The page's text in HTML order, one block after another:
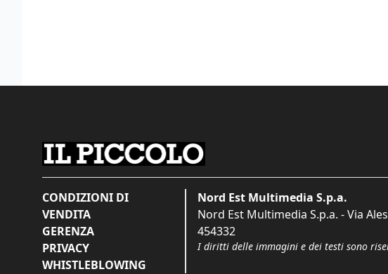
CONDIZIONI DI
VENDITA
GERENZA
PRIVACY
WHISTLEBLOWING
Nord Est Multimedia S.p.a.
Nord Est Multimedia S.p.a. - Via
454332
I diritti delle immagini e dei testi sono